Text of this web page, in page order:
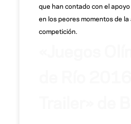
que han contado con el
en los peores momentos de la
competición.